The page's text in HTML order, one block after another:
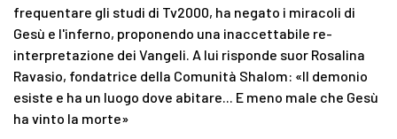
frequentare gli studi di Tv2000, ha negato i miracoli di
Gesù e l'inferno, proponendo una inaccettabile re-
interpretazione dei Vangeli. A lui risponde suor Rosalina
Ravasio, fondatrice della Comunità Shalom: «Il demonio
esiste e ha un luogo dove abitare... E meno male che Gesù
ha vinto la morte»